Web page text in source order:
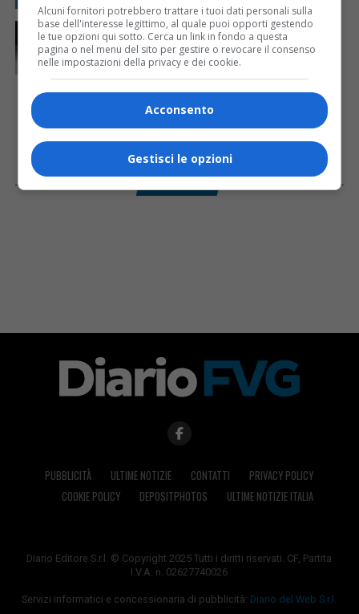
CRONACA & ATTUALITÀ 9 ore fa
Due terremoti in poche ore scuotono la Croazia: la
scossa più forte sul Quarnero
PUBBLICITÀ ULTIME NOTIZIE CONTATTI
PRIVACY POLICY
COOKIE POLICY
DEPOSITPHOTOS ULTIME NOTIZIE ITALIA
Diario Editore S.r.l. © Copyright 2025 Tutti i diritti riservati. CF, Partita
I.V.A. n. 02627740026
Servizi informatici e concessionaria di pubblicità: Diario del Web S.r.l.
Alcuni fornitori potrebbero trattare i tuoi dati personali sulla
base dell'interesse legittimo, al quale puoi opporti gestendo
le tue opzioni qui sotto. Cerca un link in fondo a questa
pagina o nel menu del sito per gestire o revocare il consenso
nelle impostazioni della privacy e dei cookie.
Acconsento
Gestisci le opzioni